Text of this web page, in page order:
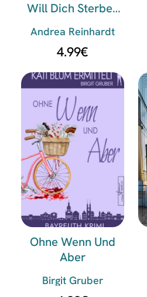
Will Dich Sterben
Andrea Reinhardt
4.99€
Ohne Wenn Und
Aber
Birgit Gruber